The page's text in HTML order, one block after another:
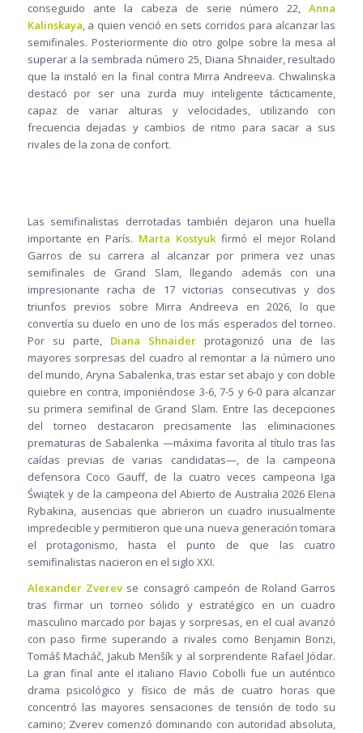
conseguido ante la cabeza de serie número 22,Anna
Kalinskaya, a quien venció en sets corridos para alcanzar las
semifinales. Posteriormente dio otro golpe sobre la mesa al
superar a la sembrada número 25, Diana Shnaider, resultado
que la instaló en la final contra Mirra Andreeva. Chwalinska
destacó por ser una zurda muy inteligente tácticamente,
capaz de variar alturas y velocidades, utilizando con
frecuencia dejadas y cambios de ritmo para sacar a sus
rivales de la zona de confort.
Las semifinalistas derrotadas también dejaron una huella
importante en París. Marta Kostyukfirmó el mejor Roland
Garros de su carrera al alcanzar por primera vez unas
semifinales de Grand Slam, llegando además con una
impresionante racha de 17 victorias consecutivas y dos
triunfos previos sobre Mirra Andreeva en 2026, lo que
convertía su duelo en uno de los más esperados del torneo.
Por su parte, Diana Shnaider protagonizó una de las
mayores sorpresas del cuadro al remontar a la número uno
del mundo, Aryna Sabalenka, tras estar set abajo y con doble
quiebre en contra, imponiéndose 3-6, 7-5 y 6-0 para alcanzar
su primera semifinal de Grand Slam. Entre las decepciones
del torneo destacaron precisamente las eliminaciones
prematuras de Sabalenka —máxima favorita al título tras las
caídas previas de varias candidatas—, de la campeona
defensora Coco Gauff, de la cuatro veces campeona Iga
Świątek y de la campeona del Abierto de Australia 2026 Elena
Rybakina, ausencias que abrieron un cuadro inusualmente
impredecible y permitieron que una nueva generación tomara
el protagonismo, hasta el punto de que las cuatro
semifinalistas nacieron en el siglo XXI.
Alexander Zverev se consagró campeón de Roland Garros
tras firmar un torneo sólido y estratégico en un cuadro
masculino marcado por bajas y sorpresas, en el cual avanzó
con paso firme superando a rivales como Benjamin Bonzi,
Tomáš Macháč, Jakub Menšík y al sorprendente Rafael Jódar.
La gran final ante el italiano Flavio Cobolli fue un auténtico
drama psicológico y físico de más de cuatro horas que
concentró las mayores sensaciones de tensión de todo su
camino; Zverev comenzó dominando con autoridad absoluta,